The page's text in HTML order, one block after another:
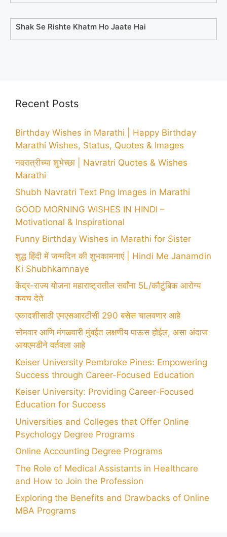
Shak Se Rishte Khatm Ho Jaate Hai
Recent Posts
Birthday Wishes in Marathi | Happy Birthday
Marathi Wishes, Status, Quotes & Images
नवरात्रीच्या शुभेच्छा | Navratri Quotes & Wishes
Marathi
Shubh Navratri Text Png Images in Marathi
GOOD MORNING WISHES IN HINDI –
Motivational & Inspirational
Funny Birthday Wishes in Marathi for Sister
शुद्ध हिंदी में जन्मदिन की शुभकामनाएं | Hindi Me Janamdin
Ki Shubhkamnaye
केंद्र-राज्य योजना महाराष्ट्रातील सर्वांना 5L/कौटुंबिक आरोग्य
कवच देते
एकादशीसाठी एमएसआरटीसी 290 बसेस चालवणार आहे
सोमवार आणि मंगळवारी मुंबईत लक्षणीय पाऊस होईल, असा अंदाज
आयएमडीने वर्तवला आहे
Keiser University Pembroke Pines: Empowering
Success through Career-Focused Education
Keiser University: Providing Career-Focused
Education for Success
Universities and Colleges that Offer Online
Psychology Degree Programs
Online Accounting Degree Programs
The Role of Medical Assistants in Healthcare
and How to Join the Profession
Exploring the Benefits and Drawbacks of Online
MBA Programs